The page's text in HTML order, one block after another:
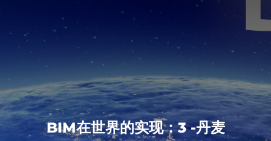
BIM在世界的实现：3 -丹麦